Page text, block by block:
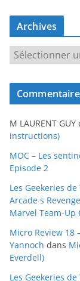
Archives
r
c
v
e
s
M LAURENT GUY
instructions)
MOC – Les
Episode 2
Les Geekeries
Arcade s
Marvel Team-Up
Micro Review 18
Yannoch dans
Everdell)
Les Geekeries